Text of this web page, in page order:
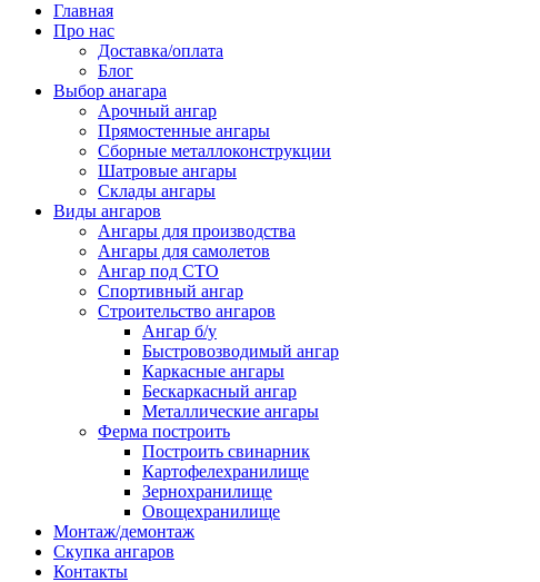
Главная
Про нас
Доставка/оплата
Блог
Выбор анагара
Арочный ангар
Прямостенные ангары
Сборные металлоконструкции
Шатровые ангары
Склады ангары
Виды ангаров
Ангары для производства
Ангары для самолетов
Ангар под СТО
Спортивный ангар
Строительство ангаров
Ангар б/у
Быстровозводимый ангар
Каркасные ангары
Бескаркасный ангар
Металлические ангары
Ферма построить
Построить свинарник
Картофелехранилище
Зернохранилище
Овощехранилище
Монтаж/демонтаж
Скупка ангаров
Контакты